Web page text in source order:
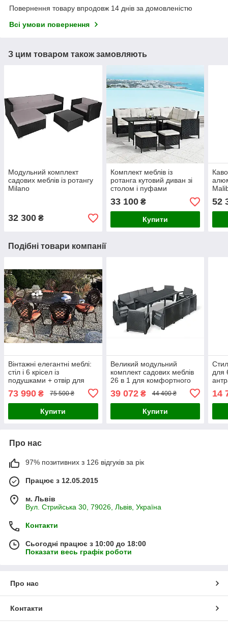
Повернення товару впродовж 14 днів за домовленістю
Всі умови повернення
З цим товаром також замовляють
Модульний комплект
садових меблів із ротангу
Milano
32 300 ₴
Комплект меблів із
ротанга кутовий диван зі
столом і пуфами
33 100₴
Купити
52
Подібні товари компанії
Вінтажні елегантні меблі:
стіл і 6 крісел із
подушками + отвір для
73 990 ₴ 75 500 ₴
Купити
Великий модульний
комплект садових меблів
26 в 1 для комфортного
39 072₴ 44 400 ₴
Купити
для
14
Про нас
97% позитивних з 126 відгуків за рік
Працює з 12.05.2015
м. Львів
Вул. Стрийська 30, 79026, Львів, Україна
Контакти
Сьогодні працює з 10:00 до 18:00
Показати весь графік роботи
Про нас
Контакти